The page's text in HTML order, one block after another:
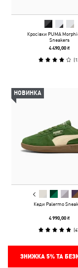
Кросівки PUMA
Sneakers
4 490,00 ₴
(
НОВИНКА
Кеди Palermo
4 990,00 ₴
(
ЗНИЖКА 5%ТА